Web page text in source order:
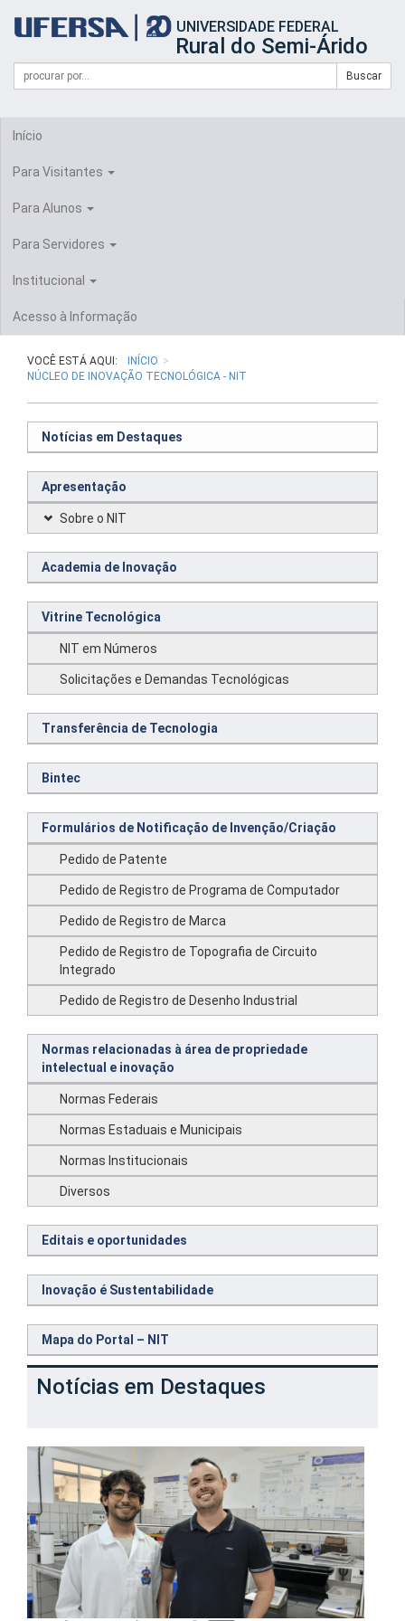
portal
UFERSA
UNIVERSIDADE FEDERAL
Rural do Semi-Árido
Formulário
Busca
Campo
de
Buscar
Início
Para Visitantes
Para Alunos
Para Servidores
Institucional
Acesso à Informação
VOCÊ ESTÁ AQUI:
INÍCIO
NÚCLEO DE INOVAÇÃO TECNOLÓGICA - NIT
Notícias em Destaques
Apresentação
Sobre o NIT
Academia de Inovação
Vitrine Tecnológica
NIT em Números
Solicitações e Demandas Tecnológicas
Transferência de Tecnologia
Bintec
Formulários de Notificação de Invenção/Criação
Pedido de Patente
Pedido de Registro de Programa de Computador
Pedido de Registro de Marca
Pedido de Registro de Topografia de Circuito
Integrado
Pedido de Registro de Desenho Industrial
Normas relacionadas à área de propriedade
intelectual e inovação
Normas Federais
Normas Estaduais e Municipais
Normas Institucionais
Diversos
Editais e oportunidades
Inovação é Sustentabilidade
Mapa do Portal – NIT
Notícias em Destaques